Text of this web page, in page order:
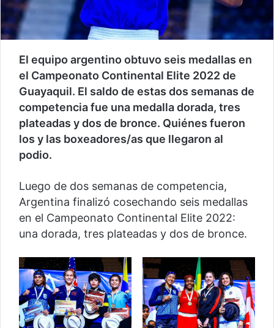
El equipo argentino obtuvo seis medallas en
el Campeonato Continental Elite 2022 de
Guayaquil. El saldo de estas dos semanas de
competencia fue una medalla dorada, tres
plateadas y dos de bronce. Quiénes fueron
los y las boxeadores/as que llegaron al
podio.
Luego de dos semanas de competencia,
Argentina finalizó cosechando seis medallas
en el Campeonato Continental Elite 2022:
una dorada, tres plateadas y dos de bronce.